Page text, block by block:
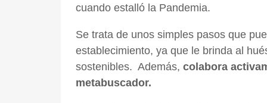
cuando estalló la Pandemia.
Se trata de unos simples pasos que
establecimiento, ya que le brinda al
sostenibles. Además, colabora
metabuscador.